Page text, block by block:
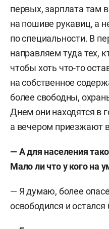
первых, зарплата там
на пошиве рукавиц, а
по специальности. В
направляем туда тех,
чтобы хоть что-то
на собственное
более свободны,
Днем они находятся в
а вечером приезжают
— А для населения
Мало ли что у кого на
— Я думаю, более
освободился и